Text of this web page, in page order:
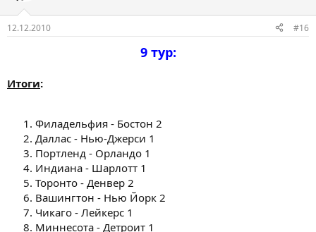
12.12.2010 #16
9 тур:
Итоги:
Филадельфия - Бостон 2
Даллас - Нью-Джерси 1
Портленд - Орландо 1
Индиана - Шарлотт 1
Торонто - Денвер 2
Вашингтон - Нью Йорк 2
Чикаго - Лейкерс 1
Миннесота - Детроит 1